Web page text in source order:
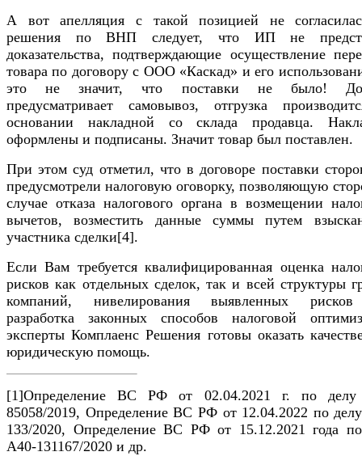
А вот апелляция с такой позицией не
решения по ВНП следует, что ИП не
доказательства, подтверждающие осуществление
товара по договору с ООО «Каскад» и его
это не значит, что поставки не было!
предусматривает самовывоз, отгрузка
основании накладной со склада продавца.
оформлены и подписаны. Значит товар был поставлен.
При этом суд отметил, что в договоре поставки
предусмотрели налоговую оговорку, позволяющую
случае отказа налогового органа в возмещении
вычетов, возместить данные суммы путем
участника сделки[4].
Если Вам требуется квалифицированная оценка
рисков как отдельных сделок, так и всей структуры
компаний, нивелирования выявленных
разработка законных способов налоговой
эксперты Комплаенс Решения готовы оказать
юридическую помощь.
[1]Определение ВС РФ от 02.04.2021 г. по
85058/2019, Определение ВС РФ от 12.04.2022 по
133/2020, Определение ВС РФ от 15.12.2021 года
А40-131167/2020 и др.